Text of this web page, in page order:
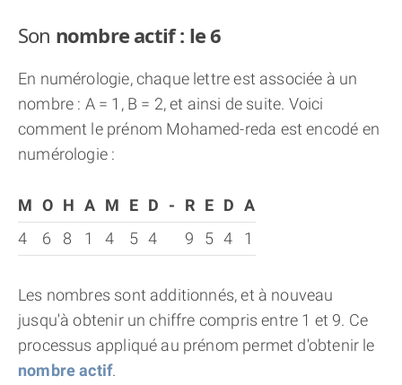
Son nombre actif : le 6
En numérologie, chaque lettre est associée à un
nombre : A = 1, B = 2, et ainsi de suite. Voici
comment le prénom Mohamed-reda est encodé en
numérologie :
M O H A M E D - R E D A
4
6 8 1 4 5 4 9 5 4 1
Les nombres sont additionnés, et à nouveau
jusqu'à obtenir un chiffre compris entre 1 et 9. Ce
processus appliqué au prénom permet d'obtenir le
nombre actif.